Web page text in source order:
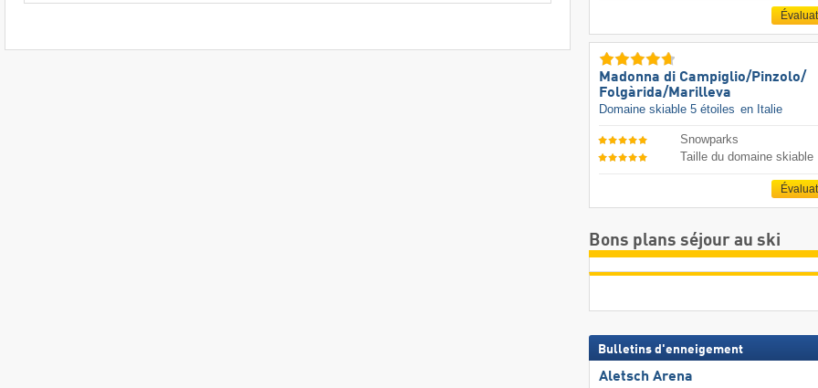
Madonna di Campiglio/​Pinzolo/​
Folgàrida/​Marilleva
Domaine skiable 5 étoiles en Italie
Snowparks
Taille du domaine skiable
Bons plans séjour au ski
Bulletins d'enneigement
Aletsch Arena